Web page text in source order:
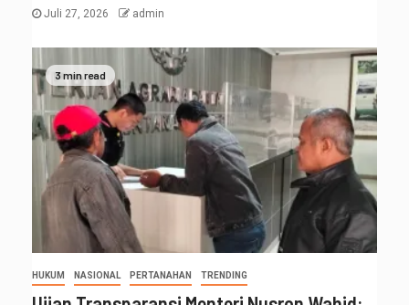
Juli 27, 2026 admin
3 min read
HUKUM NASIONAL PERTANAHAN TRENDING